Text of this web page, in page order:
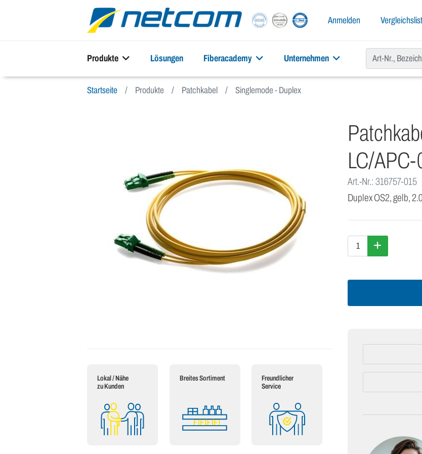
Anmelden
Produkte Lösungen Fiberacademy Unternehmen
Startseite Produkte Patchkabel Singlemode - Duplex
Lokal / Nähe
zu Kunden
Breites Sortiment
Freundlicher
Service
LC/APC-
Art.-Nr.: 316757-015
Duplex OS2, gelb,